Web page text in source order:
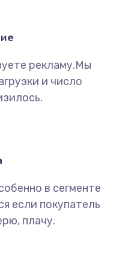
рекламу.Мы
и число
в сегменте
если покупатель
плачу.